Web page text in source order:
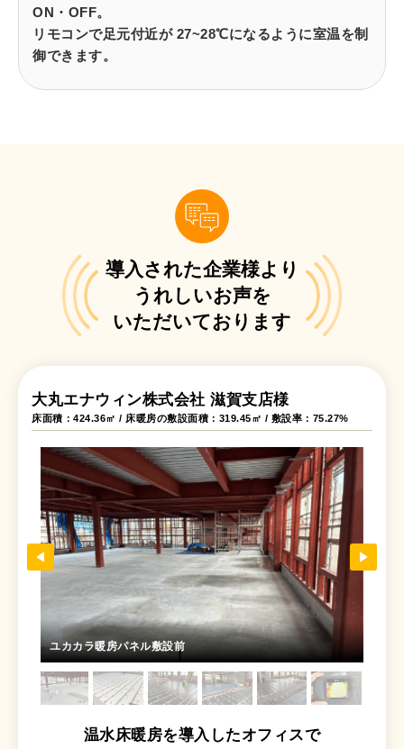
ON・OFF。
リモコンで足元付近が 27~28℃になるように室温を制
御できます。
導入された企業様より
うれしいお声を
いただいております
大丸エナウィン株式会社 滋賀支店様
床面積：424.36㎡ / 床暖房の敷設面積：319.45㎡ / 敷設率：75.27%
ユカカラ暖房パネル敷設前
温水床暖房を導入したオフィスで